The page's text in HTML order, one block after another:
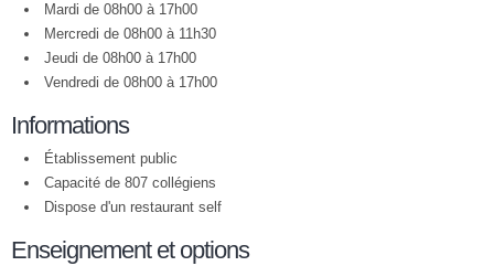
Mardi de 08h00 à 17h00
Mercredi de 08h00 à 11h30
Jeudi de 08h00 à 17h00
Vendredi de 08h00 à 17h00
Informations
Établissement public
Capacité de 807 collégiens
Dispose d'un restaurant self
Enseignement et options